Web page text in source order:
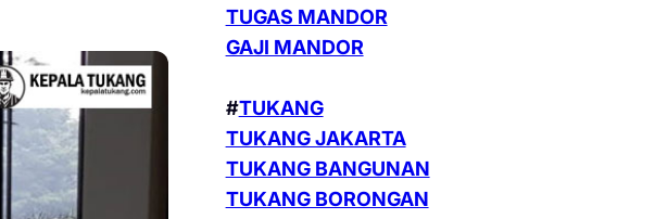
TUGAS MANDOR
GAJI MANDOR
#TUKANG
TUKANG JAKARTA
TUKANG BANGUNAN
TUKANG BORONGAN